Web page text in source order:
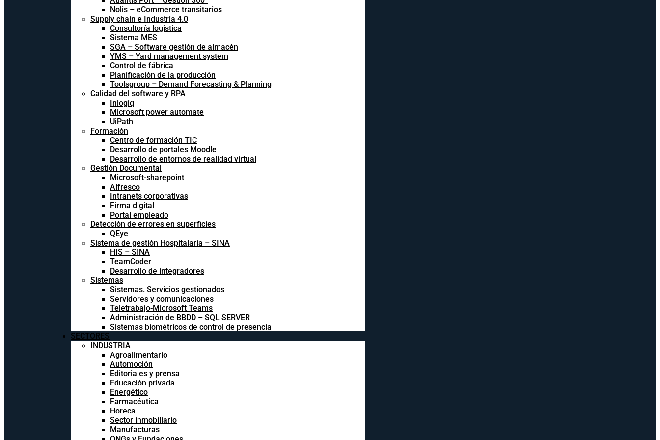
Nolis – eCommerce transitarios
Supply chain e Industria 4.0
Consultoría logística
Sistema MES
SGA – Software gestión de almacén
YMS – Yard management system
Control de fábrica
Planificación de la producción
Toolsgroup – Demand Forecasting & Planning
Calidad del software y RPA
Inlogiq
Microsoft power automate
UiPath
Formación
Centro de formación TIC
Desarrollo de portales Moodle
Desarrollo de entornos de realidad virtual
Gestión Documental
Microsoft-sharepoint
Alfresco
Intranets corporativas
Firma digital
Portal empleado
Detección de errores en superficies
QEye
Sistema de gestión Hospitalaria – SINA
HIS – SINA
TeamCoder
Desarrollo de integradores
Sistemas
Sistemas. Servicios gestionados
Servidores y comunicaciones
Teletrabajo-Microsoft Teams
Administración de BBDD – SQL SERVER
Sistemas biométricos de control de presencia
SECTORES
INDUSTRIA
Agroalimentario
Automoción
Editoriales y prensa
Educación privada
Energético
Farmacéutica
Horeca
Sector inmobiliario
Manufacturas